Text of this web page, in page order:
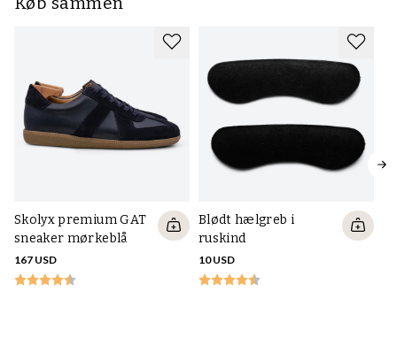
Skolyx premium GAT
sneaker mørkeblå
167 USD
Blødt hælgreb i
ruskind
10 USD